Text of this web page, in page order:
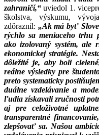
zahraničí,“ uviedol 1.
školstva, výskumu,
zdôraznil: „Ak má byť
rýchlo sa meniaceho trhu
ako izolovaný systém,
ekonomickej stratégie.
dôležité je, aby boli
reálne výsledky pre
preto systematicky
duálne vzdelávanie a
ľudia získavali zručnosti
aj pre celoživotné
transparentné
zlepšovať sa. Našou